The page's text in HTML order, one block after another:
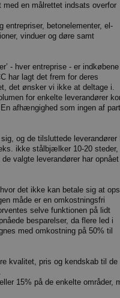
med en målrettet indsats overfor
betonelementer, el-
vinduer og døre samt
- hver entreprise - er
har lagt det frem for deres
det ønsker vi ikke at deltage i.
for enkelte leverandører
afhængighed som ingen af
og de tilsluttede leverandører
ikke stålbjælker 10-20 steder,
valgte leverandører har
det ikke kan betale sig at
måde er en omkostningsfri
selve funktionen på lidt
besparelser, da flere led i
med omkostning på 50% til
kvalitet, pris og kendskab til de
15% på de enkelte områder,